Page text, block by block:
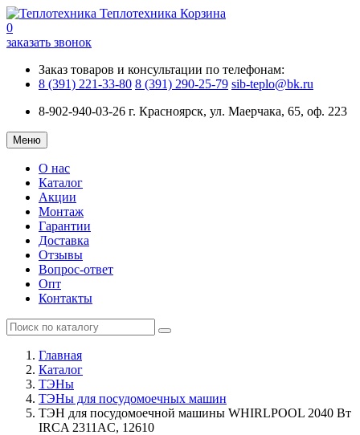
Теплотехника Корзина
0
заказать звонок
Заказ товаров и консультации по телефонам:
8 (391) 221-33-80 8 (391) 290-25-79 sib-teplo@bk.ru
8-902-940-03-26 г. Красноярск, ул. Маерчака, 65, оф. 223
Меню
О нас
Каталог
Акции
Монтаж
Гарантии
Доставка
Отзывы
Вопрос-ответ
Опт
Контакты
Главная
Каталог
ТЭНы
ТЭНы для посудомоечных машин
ТЭН для посудомоечной машины WHIRLPOOL 2040 Вт
IRCA 2311AC, 12610